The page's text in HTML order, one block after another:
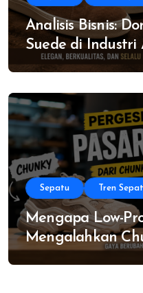
Analisis Bisnis:
Suede di Industri
Sepatu Tren
Mengapa Low-
Mengalahkan